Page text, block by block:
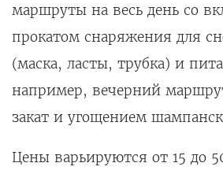
маршруты на весь день со
прокатом снаряжения для
(маска, ласты, трубка) и
например, вечерний
закат и угощением
Цены варьируются от 15 до